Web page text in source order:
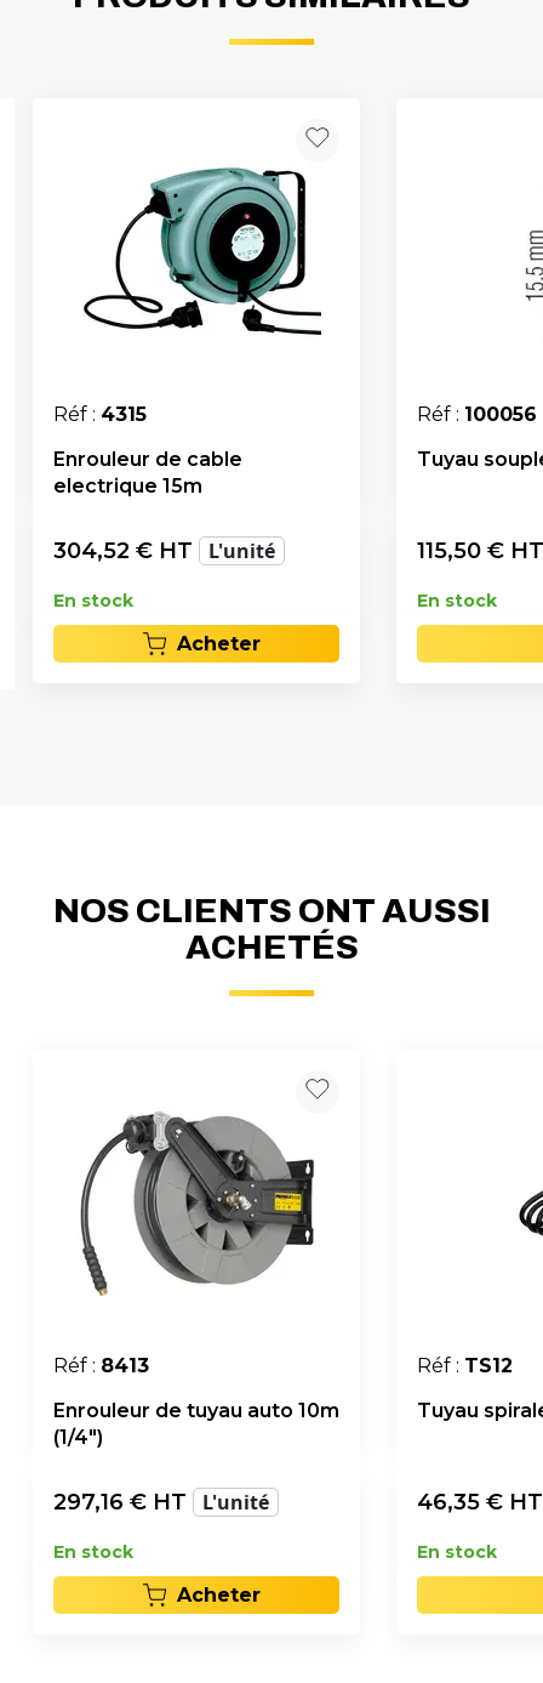
Réf : 4315
Enrouleur de cable
electrique 15m
304,52 € HT L'unité
En stock
Acheter
Réf : 100056
Tuyau
115,50 €
En stock
NOS CLIENTS ONT AUSSI
ACHETÉS
Réf : 8413
Enrouleur de tuyau auto 10m
(1/4")
297,16 € HT L'unité
En stock
Acheter
Réf : TS12
Tuyau
46,35 €
En stock